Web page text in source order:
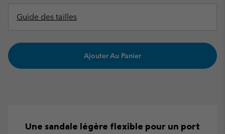
Guide des tailles
Ajouter Au Panier
Une sandale légère flexible pour un port